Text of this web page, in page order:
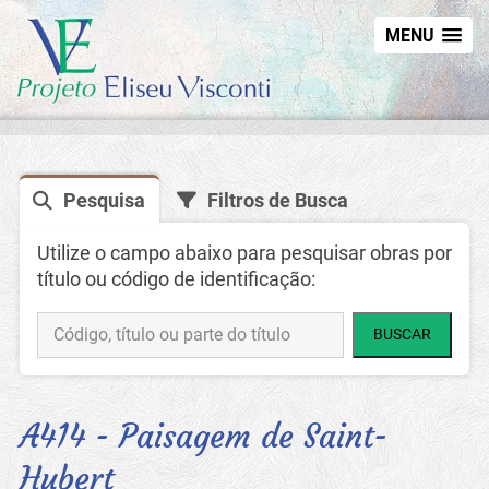
MENU
Pesquisa Filtros de Busca
Utilize o campo abaixo para pesquisar obras por
título ou código de identificação:
BUSCAR
A414 - Paisagem de Saint-
Hubert